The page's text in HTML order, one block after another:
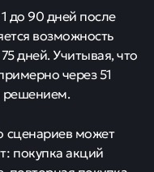
до 90 дней после
возможность
дней. Учитывая, что
через 51
решением.
сценариев может
покупка акций